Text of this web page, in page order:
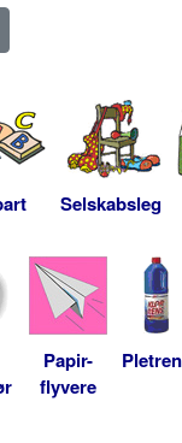
Selskabsleg
Papir-
flyvere